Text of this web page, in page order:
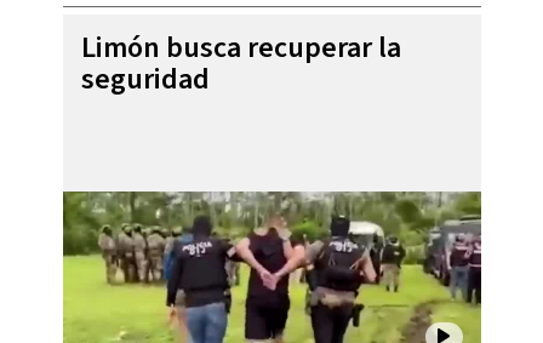
Limón busca recuperar la
seguridad